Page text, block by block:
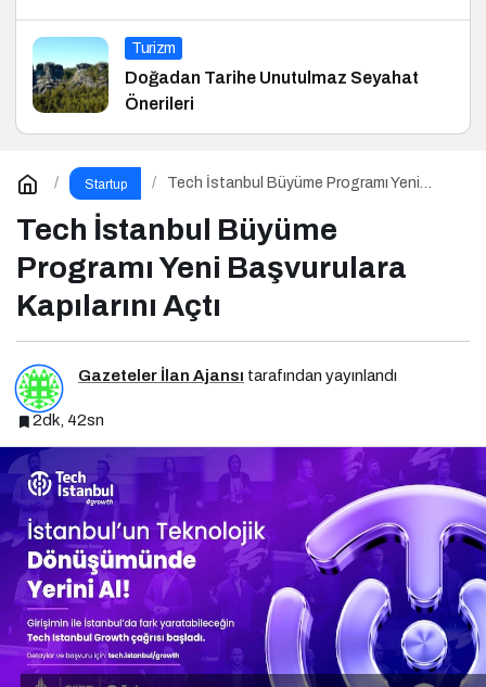
Turizm
Doğadan Tarihe Unutulmaz Seyahat
Önerileri
Startup
Tech İstanbul Büyüme Programı Yeni
Tech İstanbul Büyüme
Programı Yeni Başvurulara
Kapılarını Açtı
Gazeteler İlan Ajansı tarafından yayınlandı
2dk, 42sn